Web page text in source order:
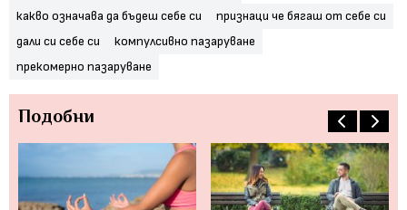
какво означава да бъдеш себе си
признаци че бягаш от себе си
дали си себе си
компулсивно пазаруване
прекомерно пазаруване
Подобни